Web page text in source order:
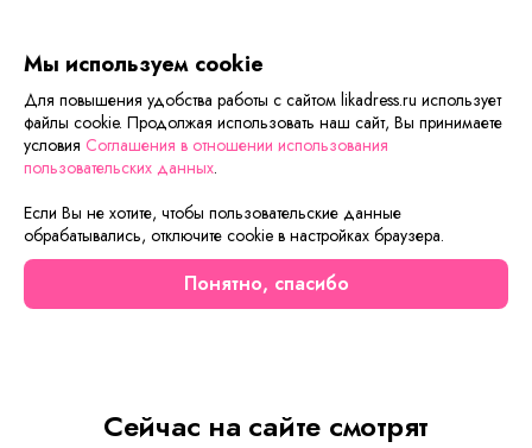
Описание товараХарактеристики товара
Откройте для себя женственность в каждой детали. Топ
"Лето" из нежной пряжи с ажурным рисунком выглядит
вырезу визуально вытягивает силуэт, а линия плеч
становится изящной и открытой. Силуэт мягко облегает
фигуру, подчеркивая достоинства, но не сковывая
движений. Идеальный выбор для прогулки, отдыха,
Сейчас на сайте смотрят
Мы используем cookie
Для повышения удобства работы с сайтом likadress.ru использует
файлы cookie. Продолжая использовать наш сайт, Вы принимаете
условия Соглашения в отношении использования
пользовательских данных.
Если Вы не хотите, чтобы пользовательские данные
обрабатывались, отключите cookie в настройках браузера.
Понятно, спасибо